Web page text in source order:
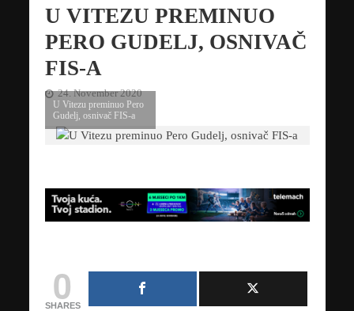
U VITEZU PREMINUO
PERO GUDELJ, OSNIVAČ
FIS-A
24. November 2020
U Vitezu preminuo Pero
Gudelj, osnivač FIS-a
0
SHARES